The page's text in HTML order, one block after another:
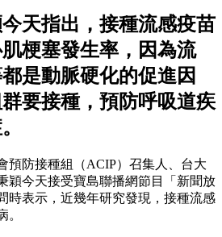
天指出，接種流感疫苗
梗塞發生率，因為流
是動脈硬化的促進因
要接種，預防呼吸道疾
預防接種組（ACIP）召集人、台大
穎今天接受寶島聯播網節目「新聞放
時表示，近幾年研究發現，接種流感
。